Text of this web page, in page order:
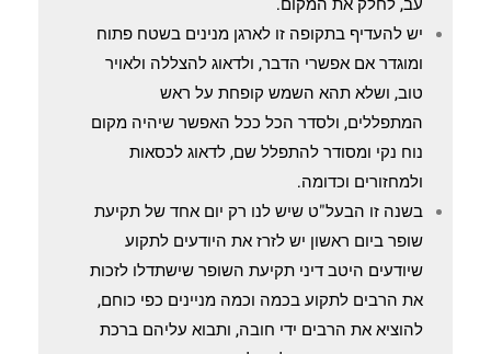
יש להעדיף בתקופה זו לארגן מנינים בשטח פתוח
ומוגדר אם אפשרי הדבר, ולדאוג להצללה ולאויר
טוב, ושלא תהא השמש קופחת על ראש
המתפללים, ולסדר הכל ככל האפשר שיהיה מקום
נוח נקי ומסודר להתפלל שם, לדאוג לכסאות
ולמחזורים וכדומה.
בשנה זו הבעל"ט שיש לנו רק יום אחד של תקיעת
שופר ביום ראשון יש לזרז את היודעים לתקוע
שיודעים היטב דיני תקיעת השופר שישתדלו לזכות
את הרבים לתקוע בכמה וכמה מניינים כפי כוחם,
להוציא את הרבים ידי חובה, ותבוא עליהם ברכת